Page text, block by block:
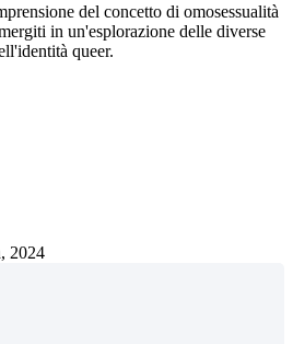
del concetto di omosessualità
in un'esplorazione delle diverse
queer.
2024